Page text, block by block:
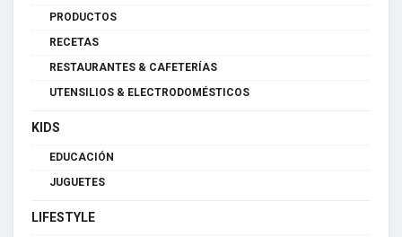
PRODUCTOS
RECETAS
RESTAURANTES & CAFETERÍAS
UTENSILIOS & ELECTRODOMÉSTICOS
KIDS
EDUCACIÓN
JUGUETES
LIFESTYLE